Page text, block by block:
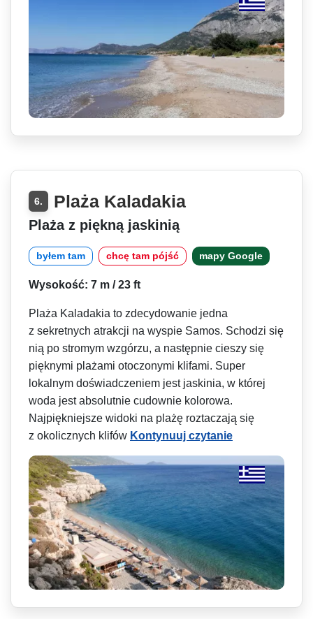
6. Plaża Kaladakia
Plaża z piękną jaskinią
byłem tam chcę tam pójść mapy Google
Wysokość: 7 m / 23 ft
Plaża Kaladakia to zdecydowanie jedna
z sekretnych atrakcji na wyspie Samos. Schodzi się
nią po stromym wzgórzu, a następnie cieszy się
pięknymi plażami otoczonymi klifami. Super
lokalnym doświadczeniem jest jaskinia, w której
woda jest absolutnie cudownie kolorowa.
Najpiękniejsze widoki na plażę roztaczają się
z okolicznych kli­fów Kontynuuj czytanie